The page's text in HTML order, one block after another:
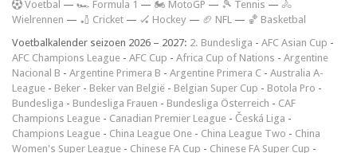
Voetbal — 🏎️ Formula 1 — 🏍 MotoGP — 🎾 Tennis — 🚴
Wielrennen — 🏏 Cricket — 🏑 Hockey — 🏈 NFL — 🏀 Basketbal
Voetbalkalender seizoen 2026 – 2027: 2. Bundesliga - AFC Asian Cup -
AFC Champions League - AFC Cup - Africa Cup of Nations - Argentine
Nacional B - Argentine Primera B - Argentine Primera C - Australia A-
League - Beker - Beker van België - Belgian Super Cup - Botola Pro -
Bundesliga - Bundesliga Frauen - Bundesliga Österreich - CAF
Champions League - Canadian Premier League - Česká Liga -
Champions League - China League One - China League Two - China
Women's Super League - Chinese FA Cup - Chinese FA Super Cup -